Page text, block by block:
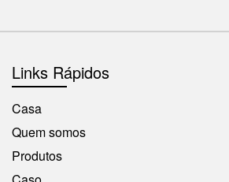
Links Rápidos
Casa
Quem somos
Produtos